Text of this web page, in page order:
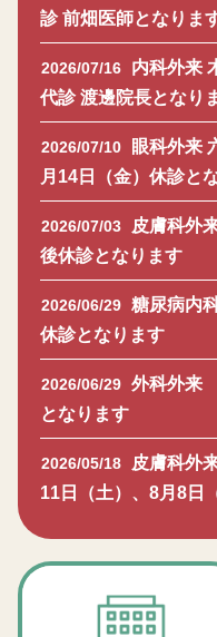
診 前畑医師となりま
2026/07/16
内科外来
代診 渡邊院長となり
2026/07/10
眼科外来
月14日（金）休診と
2026/07/03
皮膚科外
後休診となります
2026/06/29 糖尿病内
休診となります
2026/06/29 外科外来
となります
2026/05/18
皮膚科
11日（土）、8月8